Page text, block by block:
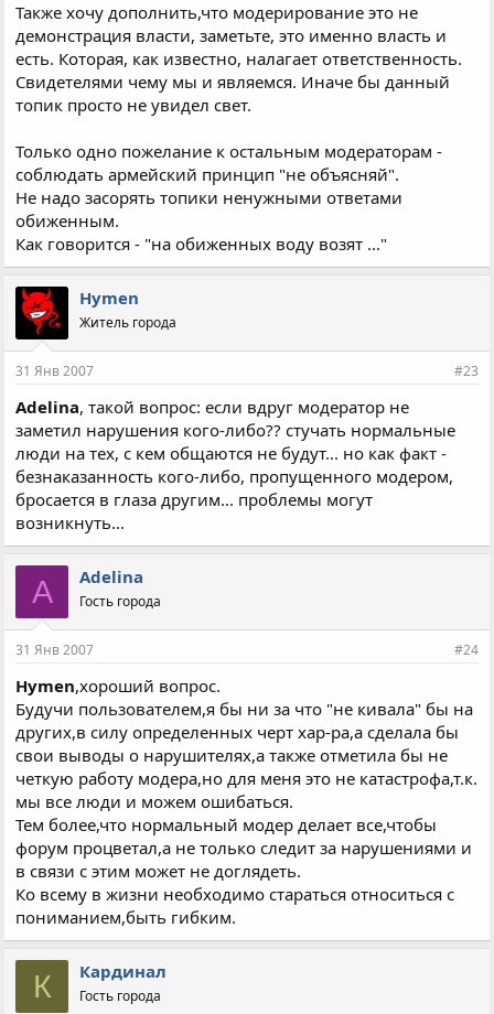
Также хочу дополнить,что модерирование это не
демонстрация власти, заметьте, это именно власть и
есть. Которая, как известно, налагает ответственность.
Свидетелями чему мы и являемся. Иначе бы данный
топик просто не увидел свет.
Только одно пожелание к остальным модераторам -
соблюдать армейский принцип "не объясняй".
Не надо засорять топики ненужными ответами
обиженным.
Как говорится - "на обиженных воду возят ..."
Hymen
Житель города
31 Янв 2007 #23
Adelina, такой вопрос: если вдруг модератор не
заметил нарушения кого-либо?? стучать нормальные
люди на тех, с кем общаются не будут... но как факт -
безнаказанность кого-либо, пропущенного модером,
бросается в глаза другим... проблемы могут
возникнуть...
A Adelina
Гость города
31 Янв 2007 #24
Hymen,хороший вопрос.
Будучи пользователем,я бы ни за что "не кивала" бы на
других,в силу определенных черт хар-ра,а сделала бы
свои выводы о нарушителях,а также отметила бы не
четкую работу модера,но для меня это не катастрофа,т.к.
мы все люди и можем ошибаться.
Тем более,что нормальный модер делает все,чтобы
форум процветал,а не только следит за нарушениями и
в связи с этим может не доглядеть.
Ко всему в жизни необходимо стараться относиться с
пониманием,быть гибким.
К Кардинал
Гость города